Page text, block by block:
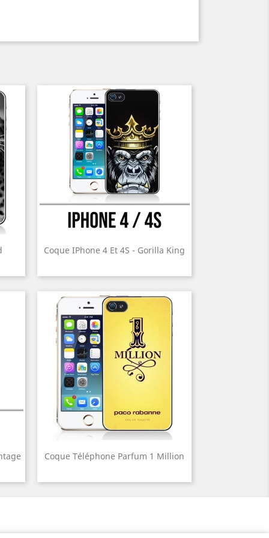
Coque IPhone 4 Et 4S - Gorilla King
Coque Téléphone Parfum 1 Million